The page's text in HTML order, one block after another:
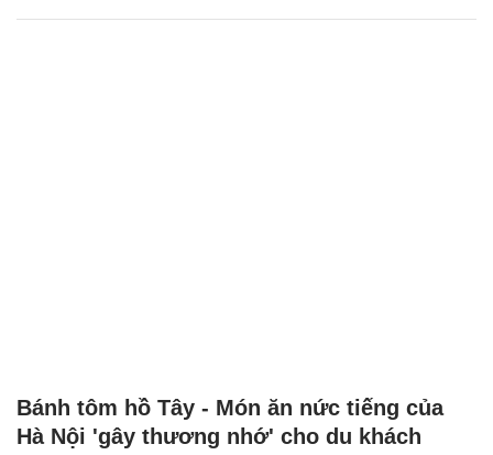
Bánh tôm hồ Tây - Món ăn nức tiếng của
Hà Nội 'gây thương nhớ' cho du khách